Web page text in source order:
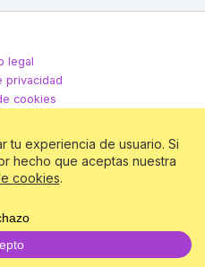
legal
privacidad
cookies
© 2026 Club Matriz